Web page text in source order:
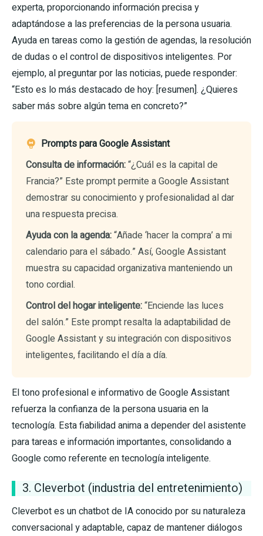
experta, proporcionando información precisa y
adaptándose a las preferencias de la persona usuaria.
Ayuda en tareas como la gestión de agendas, la resolución
de dudas o el control de dispositivos inteligentes. Por
ejemplo, al preguntar por las noticias, puede responder:
“Esto es lo más destacado de hoy: [resumen]. ¿Quieres
saber más sobre algún tema en concreto?”
Prompts para Google Assistant
Consulta de información:“¿Cuál es la capital de
Francia?” Este prompt permite a Google Assistant
demostrar su conocimiento y profesionalidad al dar
una respuesta precisa.
Ayuda con la agenda:“Añade ‘hacer la compra’ a mi
calendario para el sábado.” Así, Google Assistant
muestra su capacidad organizativa manteniendo un
tono cordial.
Control del hogar inteligente:“Enciende las luces
del salón.” Este prompt resalta la adaptabilidad de
Google Assistant y su integración con dispositivos
inteligentes, facilitando el día a día.
El tono profesional e informativo de Google Assistant
refuerza la confianza de la persona usuaria en la
tecnología. Esta fiabilidad anima a depender del asistente
para tareas e información importantes, consolidando a
Google como referente en tecnología inteligente.
3. Cleverbot (industria del entretenimiento)
Cleverbot es un chatbot de IA conocido por su naturaleza
conversacional y adaptable, capaz de mantener diálogos